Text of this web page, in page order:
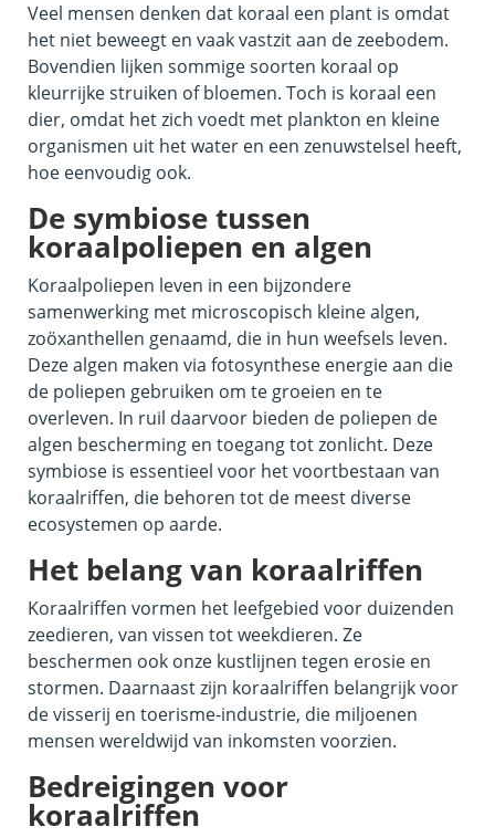
Veel mensen denken dat koraal een plant is omdat
het niet beweegt en vaak vastzit aan de zeebodem.
Bovendien lijken sommige soorten koraal op
kleurrijke struiken of bloemen. Toch is koraal een
dier, omdat het zich voedt met plankton en kleine
organismen uit het water en een zenuwstelsel heeft,
hoe eenvoudig ook.
De symbiose tussen
koraalpoliepen en algen
Koraalpoliepen leven in een bijzondere
samenwerking met microscopisch kleine algen,
zoöxanthellen genaamd, die in hun weefsels leven.
Deze algen maken via fotosynthese energie aan die
de poliepen gebruiken om te groeien en te
overleven. In ruil daarvoor bieden de poliepen de
algen bescherming en toegang tot zonlicht. Deze
symbiose is essentieel voor het voortbestaan van
koraalriffen, die behoren tot de meest diverse
ecosystemen op aarde.
Het belang van koraalriffen
Koraalriffen vormen het leefgebied voor duizenden
zeedieren, van vissen tot weekdieren. Ze
beschermen ook onze kustlijnen tegen erosie en
stormen. Daarnaast zijn koraalriffen belangrijk voor
de visserij en toerisme-industrie, die miljoenen
mensen wereldwijd van inkomsten voorzien.
Bedreigingen voor
koraalriffen